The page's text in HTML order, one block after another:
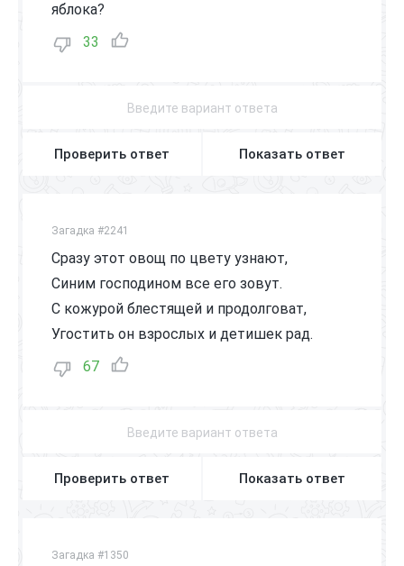
яблока?
33
Проверить ответ Показать ответ
Загадка #2241
Сразу этот овощ по цвету узнают,
Синим господином все его зовут.
С кожурой блестящей и продолговат,
Угостить он взрослых и детишек рад.
67
Проверить ответ Показать ответ
Загадка #1350